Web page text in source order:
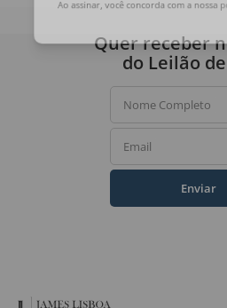
Quer receber
do Leilão
Nome Completo
Email
Enviar